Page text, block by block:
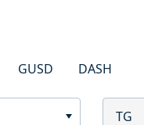
GUSD DASH
TG